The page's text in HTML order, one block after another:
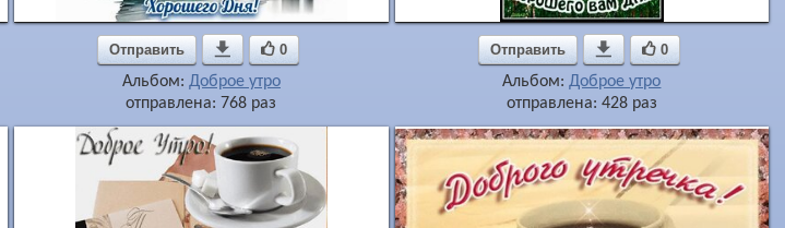
Отправить  0
Альбом: Доброе утро
отправлена: 768 раз
Отправить  0
Альбом:Доброе утро
отправлена: 428 раз